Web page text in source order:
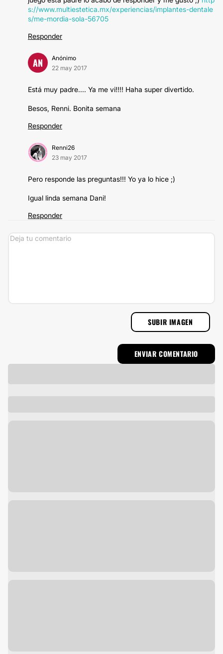
s://www.multiestetica.mx/experiencias/implantes-dentale
s/me-mordia-sola-56705
Responder
AN
Anónimo
22 may 2017
Está muy padre.... Ya me vi!!!! Haha super divertido.
Besos, Renni. Bonita semana
Responder
Renni26
23 may 2017
Pero responde las preguntas!!! Yo ya lo hice ;)
Igual linda semana Dani!
Responder
SUBIR IMAGEN